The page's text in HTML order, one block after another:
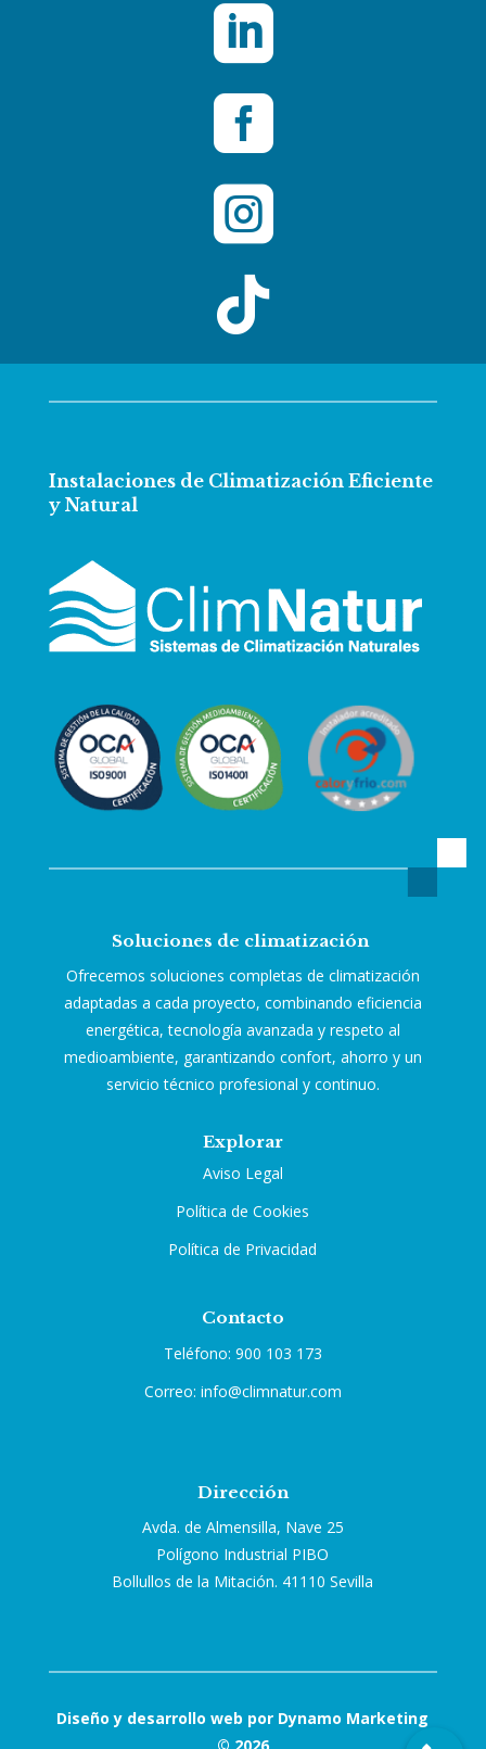




Instalaciones de Climatización Eficiente
y Natural
Soluciones de climatización
Ofrecemos soluciones completas de climatización
adaptadas a cada proyecto, combinando eficiencia
energética, tecnología avanzada y respeto al
medioambiente, garantizando confort, ahorro y un
servicio técnico profesional y continuo.
Explorar
Aviso Legal
Política de Cookies
Política de Privacidad
Contacto
Teléfono: 900 103 173
Correo: info@climnatur.com
Dirección
Avda. de Almensilla, Nave 25
Polígono Industrial PIBO
Bollullos de la Mitación. 41110 Sevilla
Diseño y desarrollo web por Dynamo Marketing